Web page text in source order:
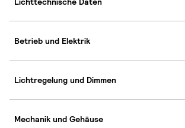
Betrieb und Elektrik
Lichtregelung und Dimmen
Mechanik und Gehäuse